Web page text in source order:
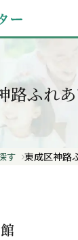
路ふれ
す 東成区神路